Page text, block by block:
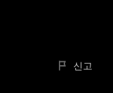
신고